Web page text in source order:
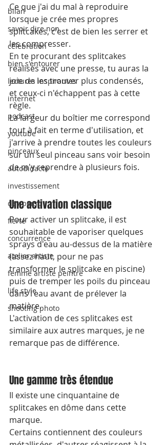
bilan
savoir dire non
célébration
bien s'entourer
lectures inspirantes
internet
podcast
youtube
pinceaux
autodidacte
investissement
dev perso
fierté
concurrence
atelier artiste
femme artiste peintre
life style
shooting photo
Ce que j'ai du mal à reproduire
lorsque je crée mes propres
splitcakes, c'est de bien les serrer et
les compresser.
En te procurant des splitcakes
réalisés avec une presse, tu auras la
joie de les trouver plus condensés,
et ceux-ci n'échappent pas à cette
règle.
La largeur du boîtier me correspond
tout à fait en terme d'utilisation, et
j'arrive à prendre toutes les couleurs
sur un seul pinceau sans voir besoin
de m'y reprendre à plusieurs fois.
Une activation classique
Pour activer un splitcake, il est
souhaitable de vaporiser quelques
sprays d'eau au-dessus de la matière
(assez haut, pour ne pas
transformer le splitcake en piscine)
puis de tremper les poils du pinceau
dans l'eau avant de prélever la
matière.
L'activation de ces splitcakes est
similaire aux autres marques, je ne
remarque pas de différence.
Une gamme très étendue
Il existe une cinquantaine de
splitcakes en dôme dans cette
marque.
Certains contiennent des couleurs